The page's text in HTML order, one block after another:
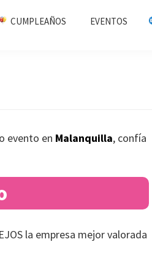
CUMPLEAÑOS EVENTOS
o evento en Malanquilla, confía
la empresa mejor valorada